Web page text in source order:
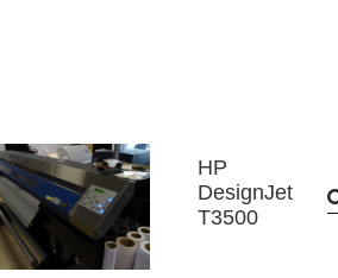
HP
DesignJet
T3500